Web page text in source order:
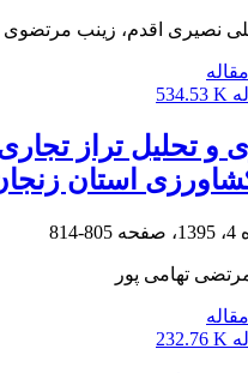
نصیری اقدم، زینب مرتضوی
534.53 K
و تحلیل تراز
استان
805-814
تهامی پور
232.76 K